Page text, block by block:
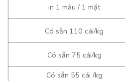
in 1 màu / 1 mặt
Có sẵn 110 cái/kg
Có sẵn 75 cái/kg
Có sẵn 55 cái /kg